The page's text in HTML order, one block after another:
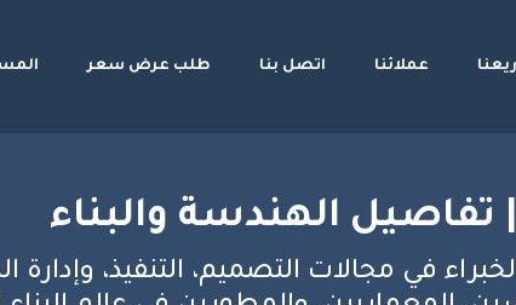
عملائنا اتصل بنا طلب عرض سعر
تفاصيل الهندسة والبناء
في مجالات التصميم، التنفيذ،